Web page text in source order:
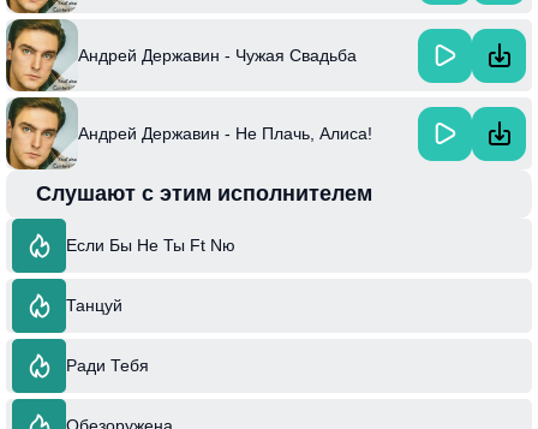
Андрей Державин - Чужая Свадьба
Андрей Державин - Не Плачь, Алиса!
Слушают с этим исполнителем
Если Бы Не Ты Ft Nю
Танцуй
Ради Тебя